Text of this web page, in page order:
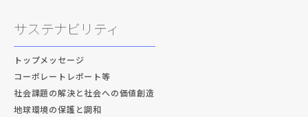
サステナビリティ
トップメッセージ
コーポレートレポート等
社会課題の解決と社会への価値創造
地球環境の保護と調和